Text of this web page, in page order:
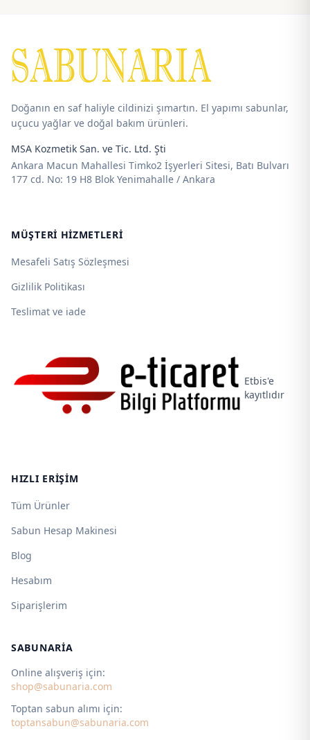
Doğanın en saf haliyle cildinizi şımartın. El yapımı sabunlar,
uçucu yağlar ve doğal bakım ürünleri.
MSA Kozmetik San. ve Tic. Ltd. Şti
Ankara Macun Mahallesi Timko2 İşyerleri Sitesi, Batı Bulvarı
177 cd. No: 19 H8 Blok Yenimahalle / Ankara
MÜŞTERI HIZMETLERI
Mesafeli Satış Sözleşmesi
Gizlilik Politikası
Teslimat ve iade
Etbis'e
kayıtlıdır
HIZLI ERIŞIM
Tüm Ürünler
Sabun Hesap Makinesi
Blog
Hesabım
Siparişlerim
SABUNARIA
Online alışveriş için:
shop@sabunaria.com
Toptan sabun alımı için:
toptansabun@sabunaria.com